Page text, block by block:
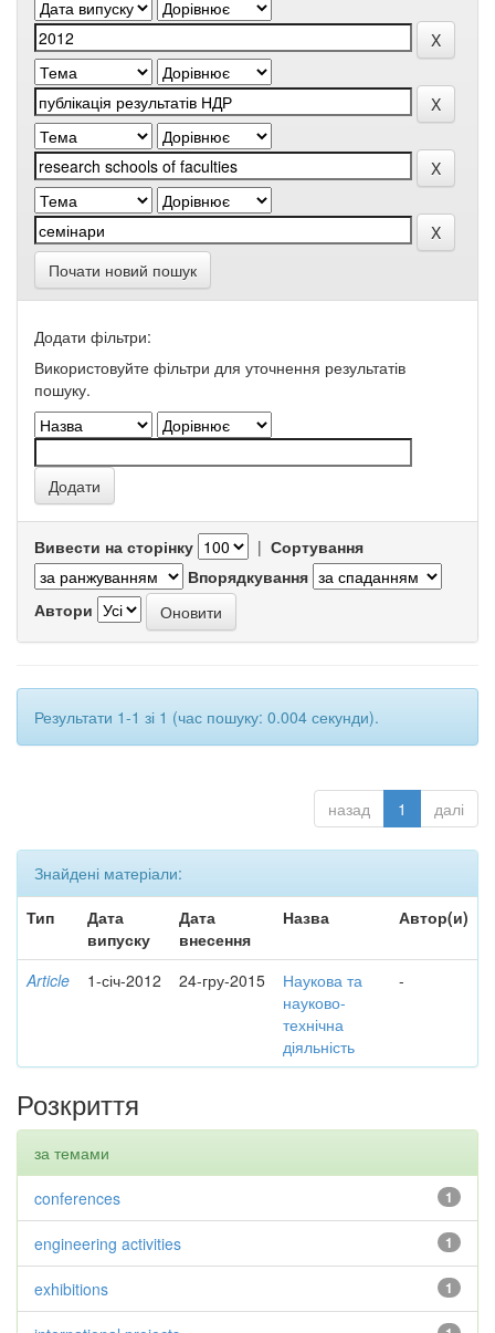
Почати новий пошук
Додати фільтри:
Використовуйте фільтри для уточнення результатів
пошуку.
Вивести на сторінку | Сортування
Впорядкування
Автори
Результати 1-1 зі 1 (час пошуку: 0.004 секунди).
назад 1 далі
Знайдені матеріали:
Тип
Дата
випуску
Дата
внесення
Назва Автор(и)
Article 1-січ-2012 24-гру-2015
Наукова та
науково-
технічна
діяльність
-
Розкриття
за темами
1
conferences
1
engineering activities
1
exhibitions